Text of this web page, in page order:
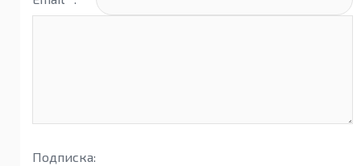
Подписка: